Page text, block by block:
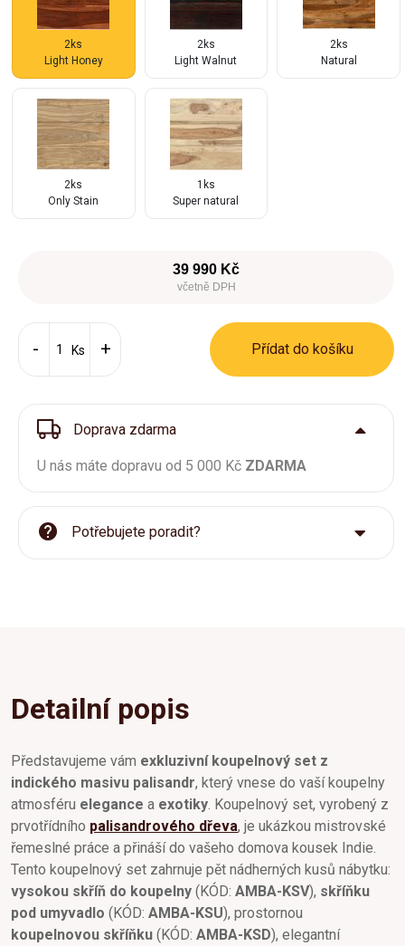
2ks
Light Honey
2ks
Light Walnut
2ks
Natural
2ks
Only Stain
1ks
Super natural
39 990 Kč
včetně DPH
Ks Přídat do košíku
Doprava zdarma
U nás máte dopravu od 5 000 Kč ZDARMA
Potřebujete poradit?
Detailní popis
Představujeme vám exkluzivní koupelnový set z
indického masivu palisandr, který vnese do vaší koupelny
atmosféru elegance a exotiky . Koupelnový set, vyrobený z
prvotřídního palisandrového dřeva, je ukázkou mistrovské
řemeslné práce a přináší do vašeho domova kousek Indie.
Tento koupelnový set zahrnuje pět nádherných kusů nábytku:
vysokou skříň do koupelny (KÓD: AMBA-KSV), skříňku
pod umyvadlo (KÓD: AMBA-KSU), prostornou
koupelnovou skříňku (KÓD: AMBA-KSD), elegantní